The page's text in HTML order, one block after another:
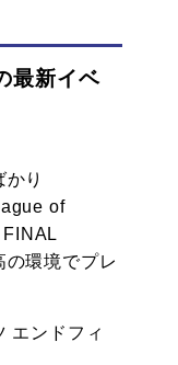
最新イベ
り
of
環境でプレ
エンドフィ